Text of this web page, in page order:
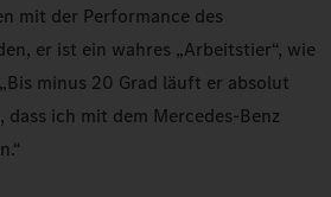
mit der Performance des
er ist ein wahres „Arbeitstier“, wie
minus 20 Grad läuft er absolut
ich mit dem Mercedes‑Benz